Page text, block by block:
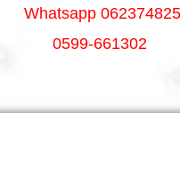
Whatsapp
0599-661302